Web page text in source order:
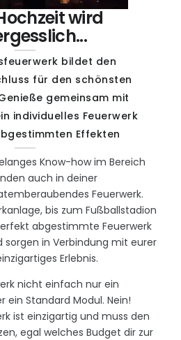
wird
bildet den
für den schönsten
gemeinsam mit
individuelles Feuerwerk
Effekten
Know-how im Bereich
auch in deiner
Feuerwerk.
bis zum Fußballstadion
abgestimmte Feuerwerk
in Verbindung mit eurer
Erlebnis.
nicht einfach nur ein
ein Standard Modul. Nein!
ist einzigartig und muss den
egal welches Budget dir zur